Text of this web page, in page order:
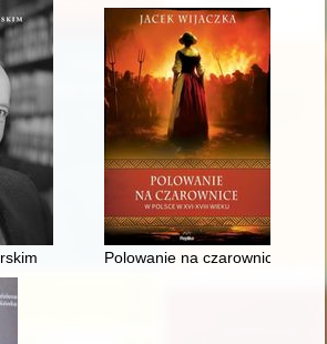
Polowanie na czarownice w